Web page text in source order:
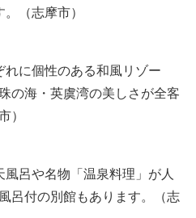
（志摩市）
に個性のある和風リゾー
の海・英虞湾の美しさが全客
）
呂や名物「温泉料理」が人
呂付の別館もあります。（志